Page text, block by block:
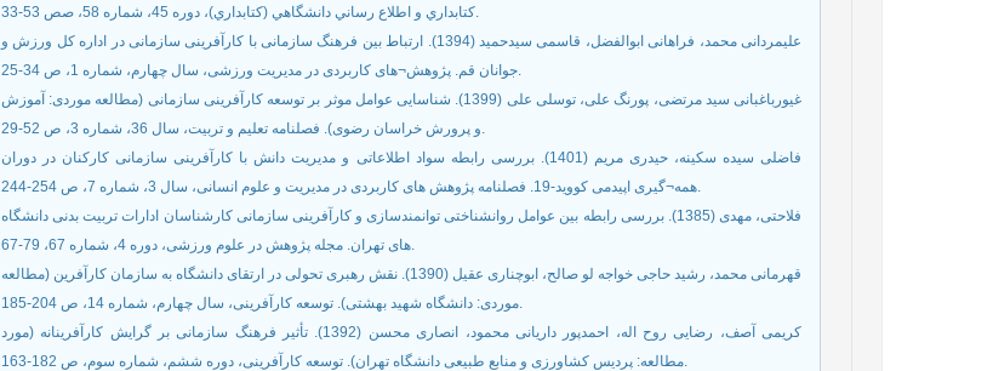
كتابداري و اطلاع رساني دانشگاهي (كتابداري)، دوره 45، شماره 58، صص 53-33.
علیمردانی محمد، فراهانی ابوالفضل، قاسمی سیدحمید (1394). ارتباط بین فرهنگ سازمانی با کارآفرینی سازمانی در اداره کل ورزش و
جوانان قم. پژوهش¬های کاربردی در مدیریت ورزشی، سال چهارم، شماره 1، ص 34-25.
غیورباغبانی سید مرتضی، پورنگ علی، توسلی علی (1399). شناسایی عوامل موثر بر توسعه کارآفرینی سازمانی (مطالعه موردی: آموزش
و پرورش خراسان رضوی). فصلنامه تعلیم و تربیت، سال 36، شماره 3، ص 52-29.
فاضلی سیده سکینه، حیدری مریم (1401). بررسی رابطه سواد اطلاعاتی و مدیریت دانش با کارآفرینی سازمانی کارکنان در دوران
همه¬گیری اپیدمی کووید-19. فصلنامه پژوهش های کاربردی در مدیریت و علوم انسانی، سال 3، شماره 7، ص 254-244.
فلاحتی، مهدی (1385). بررسی رابطه بین عوامل روانشناختی توانمندسازی و کارآفرینی سازمانی کارشناسان ادارات تربیت بدنی دانشگاه
های تهران. مجله پژوهش در علوم ورزشی، دوره 4، شماره 67، 79-67.
قهرمانی محمد، رشید حاجی خواجه لو صالح، ابوچناری عقیل (1390). نقش رهبری تحولی در ارتقای دانشگاه به سازمان کارآفرین (مطالعه
موردی: دانشگاه شهید بهشتی). توسعه کارآفرینی، سال چهارم، شماره 14، ص 204-185.
کریمی آصف، رضایی روح اله، احمدپور داریانی محمود، انصاری محسن (1392). تأثیر فرهنگ سازمانی بر گرایش کارآفرینانه (مورد
مطالعه: پردیس کشاورزی و منابع طبیعی دانشگاه تهران). توسعه کارآفرینی، دوره ششم، شماره سوم، ص 182-163.